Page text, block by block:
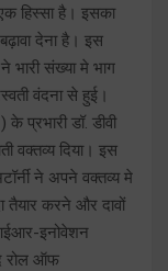
हिस्सा है। इसका
देना है। इस
भारी संख्या मे भाग
वंदना से हुई।
डॉ. डीवी
वक्तव्य दिया। इस
ने अपने वक्तव्य मे
तैयार करने और दावों
इनोवेशन
रोल ऑफ